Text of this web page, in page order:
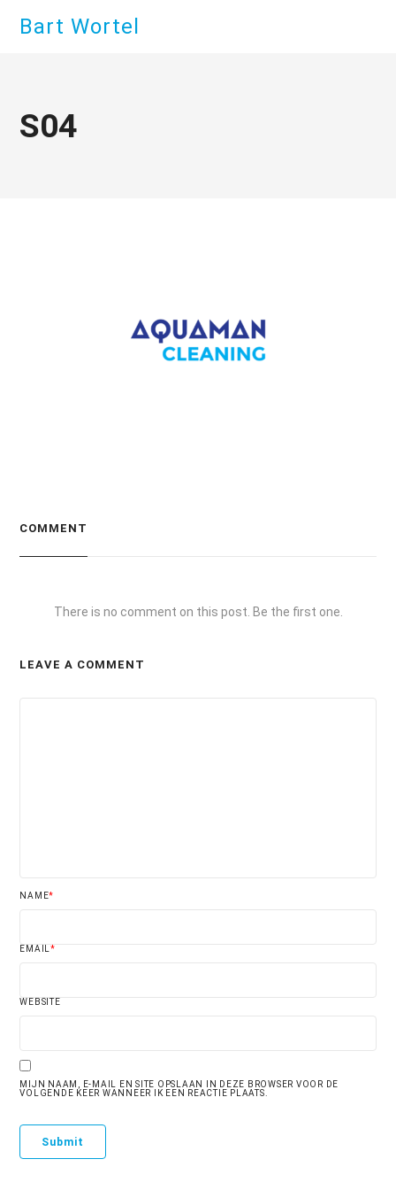
Bart Wortel
S04
COMMENT
There is no comment on this post. Be the first one.
LEAVE A COMMENT
NAME*
EMAIL*
WEBSITE
MIJN NAAM, E-MAIL EN SITE OPSLAAN IN DEZE BROWSER VOOR DE
VOLGENDE KEER WANNEER IK EEN REACTIE PLAATS.